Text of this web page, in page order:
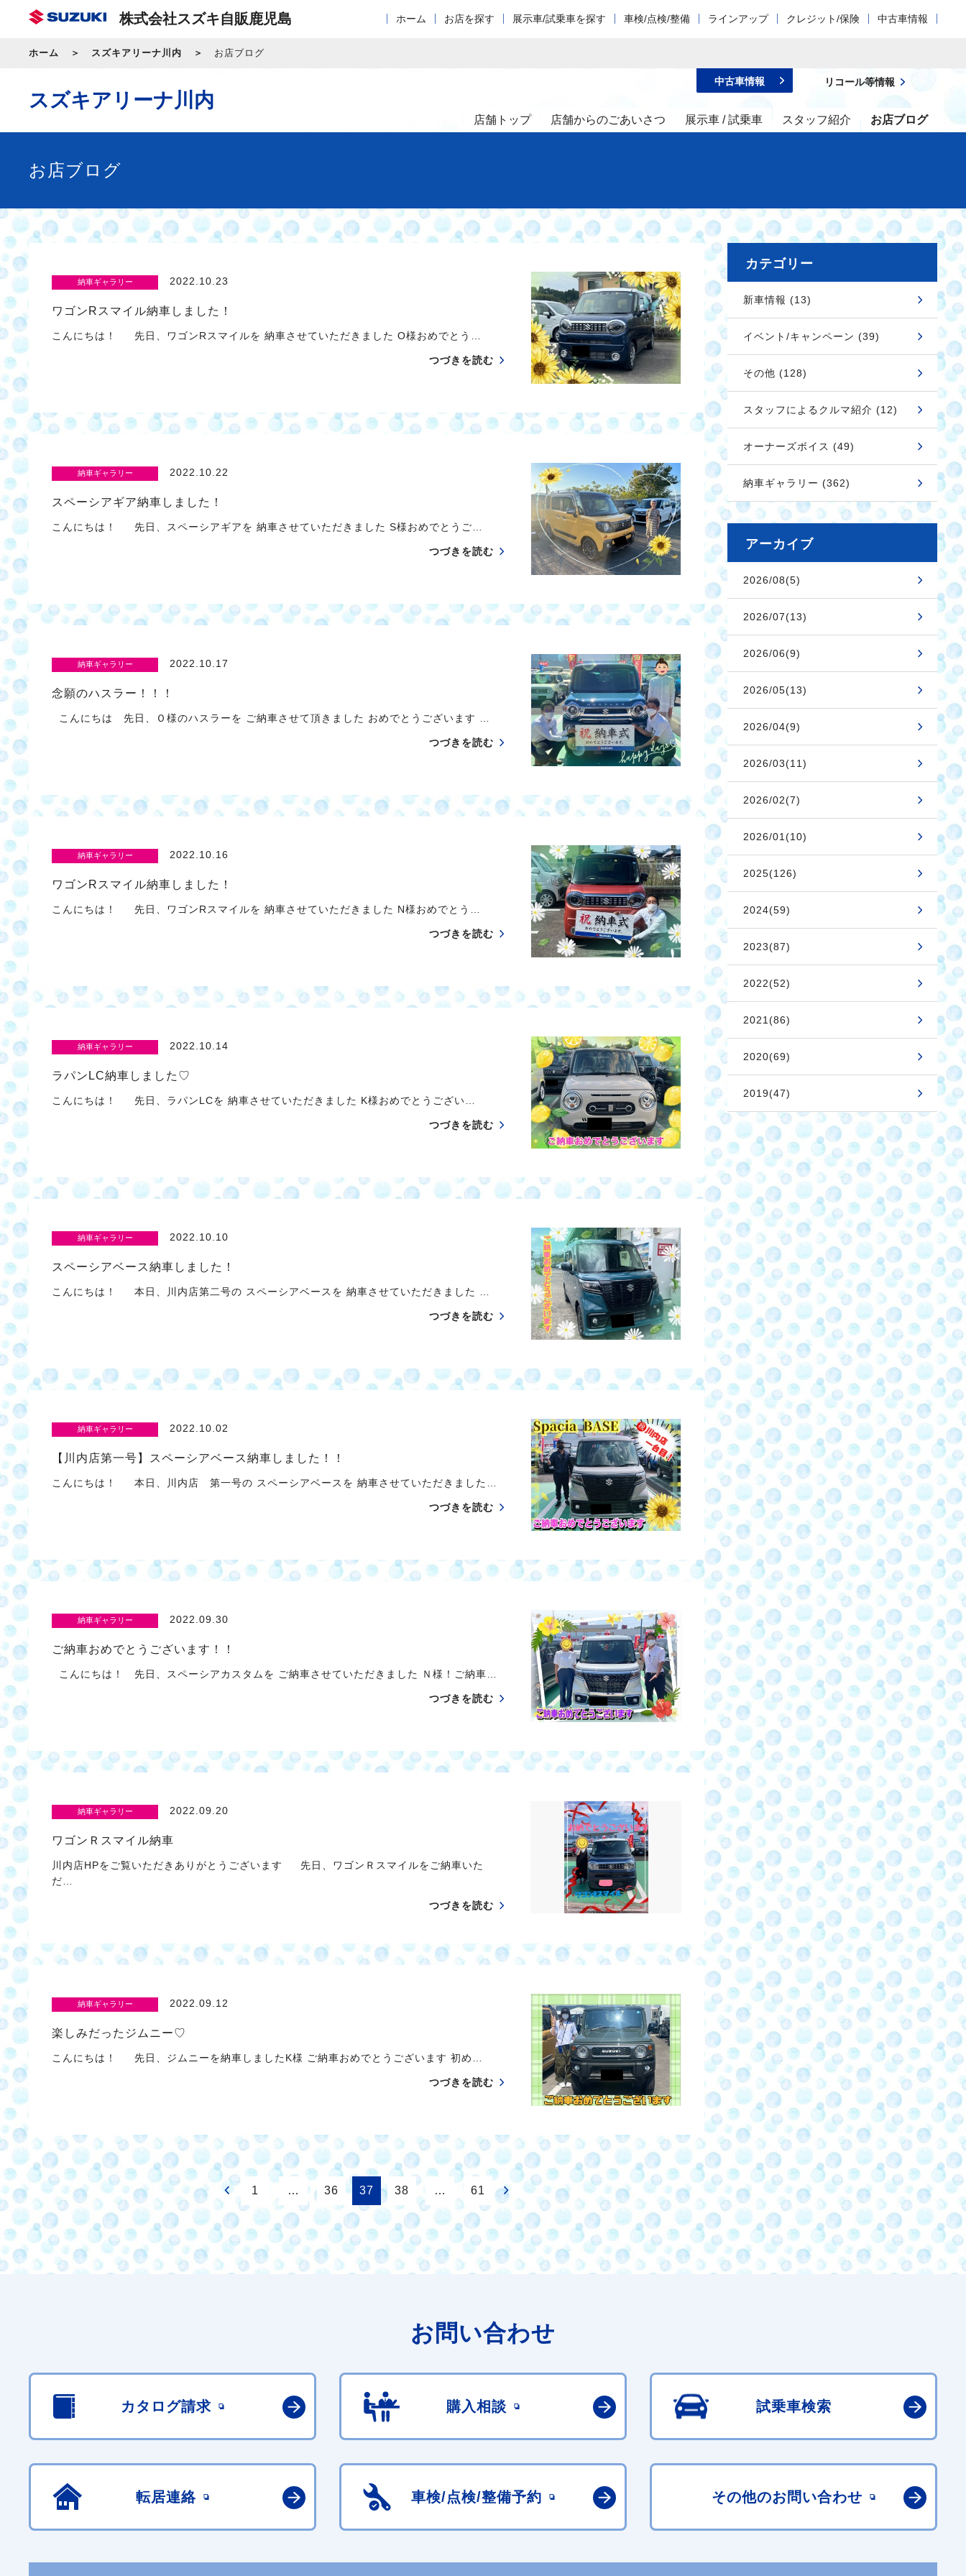
株式会社スズキ自販鹿児島 ホーム お店を探す 展示車/試乗車を探す 車検/点検/整備 ラインアップ クレジット/保険 中古車情報
ホーム スズキアリーナ川内 お店ブログ
スズキアリーナ川内
店舗トップ 店舗からのごあいさつ 展示車 / 試乗車 スタッフ紹介 お店ブログ
中古車情報 リコール等情報
お店ブログ
納車ギャラリー 2022.10.23
ワゴンRスマイル納車しました！
こんにちは！ 先日、ワゴンRスマイルを 納車させていただきました O様おめでとう…
つづきを読む
納車ギャラリー 2022.10.22
スペーシアギア納車しました！
こんにちは！ 先日、スペーシアギアを 納車させていただきました S様おめでとうご…
つづきを読む
納車ギャラリー 2022.10.17
念願のハスラー！！！
こんにちは 先日、Ｏ様のハスラーを ご納車させて頂きました おめでとうございます …
つづきを読む
納車ギャラリー 2022.10.16
ワゴンRスマイル納車しました！
こんにちは！ 先日、ワゴンRスマイルを 納車させていただきました N様おめでとう…
つづきを読む
納車ギャラリー 2022.10.14
ラパンLC納車しました♡
こんにちは！ 先日、ラパンLCを 納車させていただきました K様おめでとうござい…
つづきを読む
納車ギャラリー 2022.10.10
スペーシアベース納車しました！
こんにちは！ 本日、川内店第二号の スペーシアベースを 納車させていただきました …
つづきを読む
納車ギャラリー 2022.10.02
【川内店第一号】スペーシアベース納車しました！！
こんにちは！ 本日、川内店 第一号の スペーシアベースを 納車させていただきました…
つづきを読む
納車ギャラリー 2022.09.30
ご納車おめでとうございます！！
こんにちは！ 先日、スペーシアカスタムを ご納車させていただきました Ｎ様！ご納車…
つづきを読む
納車ギャラリー 2022.09.20
ワゴンＲスマイル納車
川内店HPをご覧いただきありがとうございます 先日、ワゴンＲスマイルをご納車いた
だ…
つづきを読む
納車ギャラリー 2022.09.12
楽しみだったジムニー♡
こんにちは！ 先日、ジムニーを納車しましたK様 ご納車おめでとうございます 初め…
つづきを読む
1 … 36 37 38 … 61
カテゴリー
新車情報 (13)
イベント/キャンペーン (39)
その他 (128)
スタッフによるクルマ紹介 (12)
オーナーズボイス (49)
納車ギャラリー (362)
アーカイブ
2026/08(5)
2026/07(13)
2026/06(9)
2026/05(13)
2026/04(9)
2026/03(11)
2026/02(7)
2026/01(10)
2025(126)
2024(59)
2023(87)
2022(52)
2021(86)
2020(69)
2019(47)
お問い合わせ
カタログ請求 購入相談 試乗車検索
転居連絡 車検/点検/整備予約 その他のお問い合わせ